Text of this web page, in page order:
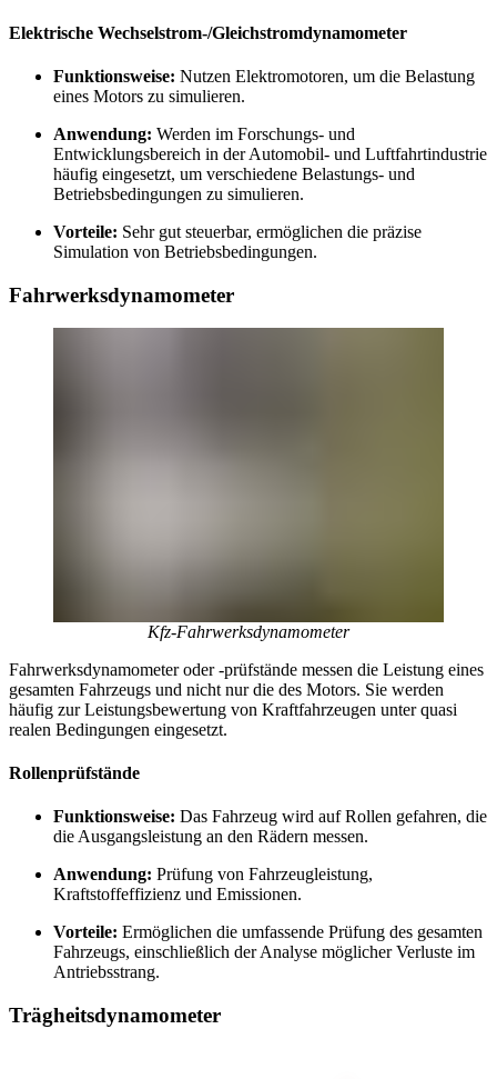
Elektrische Wechselstrom-/Gleichstromdynamometer
Funktionsweise: Nutzen Elektromotoren, um die Belastung
eines Motors zu simulieren.
Anwendung: Werden im Forschungs- und
Entwicklungsbereich in der Automobil- und Luftfahrtindustrie
häufig eingesetzt, um verschiedene Belastungs- und
Betriebsbedingungen zu simulieren.
Vorteile: Sehr gut steuerbar, ermöglichen die präzise
Simulation von Betriebsbedingungen.
Fahrwerksdynamometer
Kfz-Fahrwerksdynamometer
Fahrwerksdynamometer oder -prüfstände messen die Leistung eines
gesamten Fahrzeugs und nicht nur die des Motors. Sie werden
häufig zur Leistungsbewertung von Kraftfahrzeugen unter quasi
realen Bedingungen eingesetzt.
Rollenprüfstände
Funktionsweise: Das Fahrzeug wird auf Rollen gefahren, die
die Ausgangsleistung an den Rädern messen.
Anwendung: Prüfung von Fahrzeugleistung,
Kraftstoffeffizienz und Emissionen.
Vorteile: Ermöglichen die umfassende Prüfung des gesamten
Fahrzeugs, einschließlich der Analyse möglicher Verluste im
Antriebsstrang.
Trägheitsdynamometer